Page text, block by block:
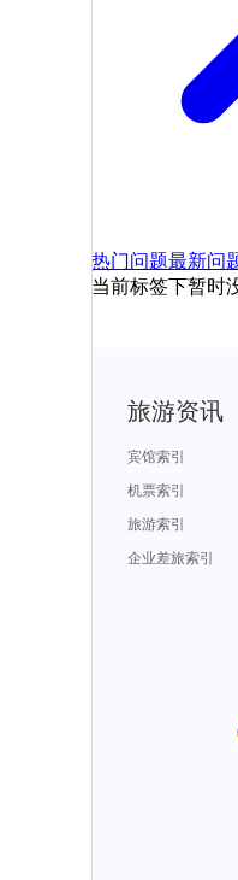
热门问题最新问
当前标签下暂时
旅游资讯
宾馆索引
机票索引
旅游索引
企业差旅索引